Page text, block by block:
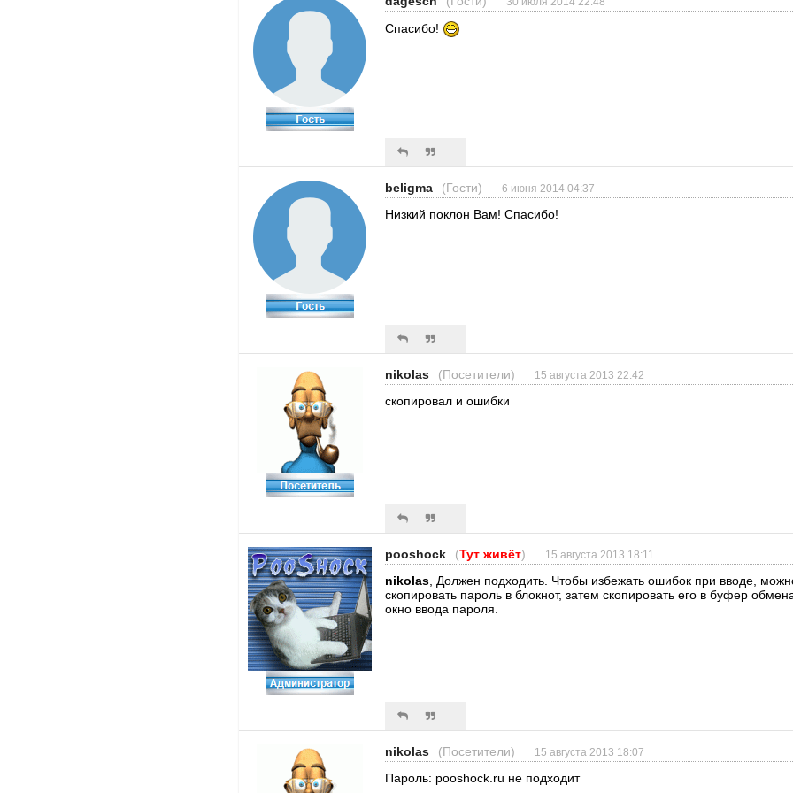
Спасибо!
beligma (Гости) 6 июня 2014 04:37
Низкий поклон Вам! Спасибо!
nikolas (Посетители) 15 августа 2013 22:42
скопировал и ошибки
pooshock (Тут живёт) 15 августа 2013 18:11
nikolas, Должен подходить. Чтобы избежать ошибок при вводе,
скопировать пароль в блокнот, затем скопировать его в буфер
окно ввода пароля.
nikolas (Посетители) 15 августа 2013 18:07
Пароль: pooshock.ru не подходит